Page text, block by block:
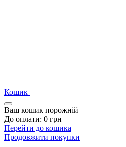
Кошик
Ваш кошик порожній
До оплати: 0 грн
Перейти до кошика
Продовжити покупки